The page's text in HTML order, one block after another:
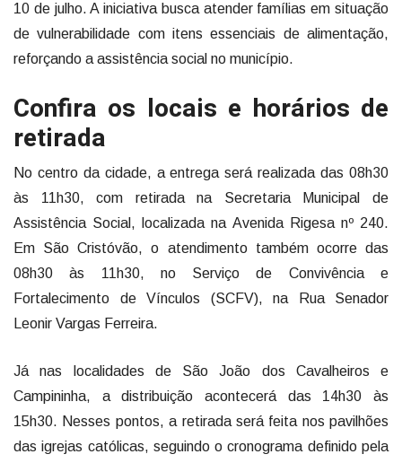
10 de julho. A iniciativa busca atender famílias em situação
de vulnerabilidade com itens essenciais de alimentação,
reforçando a assistência social no município.
Confira os locais e horários de
retirada
No centro da cidade, a entrega será realizada das 08h30
às 11h30, com retirada na Secretaria Municipal de
Assistência Social, localizada na Avenida Rigesa nº 240.
Em São Cristóvão, o atendimento também ocorre das
08h30 às 11h30, no Serviço de Convivência e
Fortalecimento de Vínculos (SCFV), na Rua Senador
Leonir Vargas Ferreira.
Já nas localidades de São João dos Cavalheiros e
Campininha, a distribuição acontecerá das 14h30 às
15h30. Nesses pontos, a retirada será feita nos pavilhões
das igrejas católicas, seguindo o cronograma definido pela